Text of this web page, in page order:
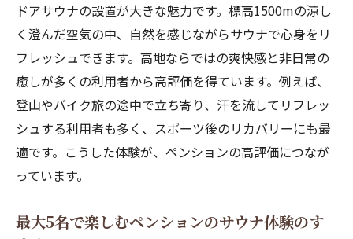
高評価の理由を探る峰の原ペンション体験記
利用者の声から見るペンション高評価の秘
密
料理やサービスに定評あるペンションの実
体験
自然環境と快適さが両立するペンションの
魅力
験談
ドアサウナの設置が大きな魅力です。標高1500mの涼し
く澄んだ空気の中、自然を感じながらサウナで心身をリ
フレッシュできます。高地ならではの爽快感と非日常の
癒しが多くの利用者から高評価を得ています。例えば、
登山やバイク旅の途中で立ち寄り、汗を流してリフレッ
シュする利用者も多く、スポーツ後のリカバリーにも最
適です。こうした体験が、ペンションの高評価につなが
っています。
最大5名で楽しむペンションのサウナ体験のす